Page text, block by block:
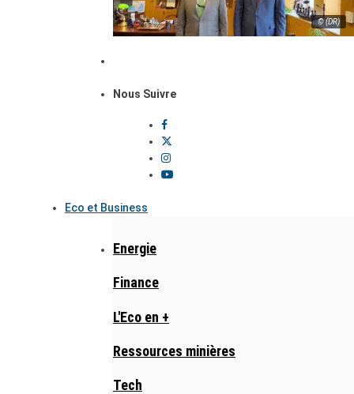
© (DR)
Nous Suivre
Eco et Business
Energie
Finance
L'Eco en +
Ressources minières
Tech